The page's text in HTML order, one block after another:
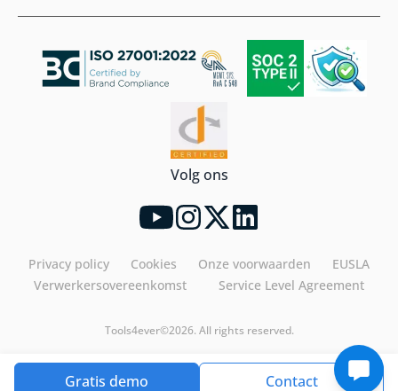
Gratis demo Contact
Volg ons
Privacy policy Cookies Onze voorwaarden
EUSLA
Verwerkersovereenkomst
Service Level Agreement
Tools4ever©2026. All rights reserved.